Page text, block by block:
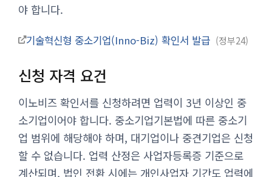
야 합니다.
기술혁신형 중소기업(Inno-Biz) 확인서 발급 정부24
신청 자격 요건
이노비즈 확인서를 신청하려면 업력이 3년 이상인 중
소기업이어야 합니다. 중소기업기본법에 따른 중소기
업 범위에 해당해야 하며, 대기업이나 중견기업은 신청
할 수 없습니다. 업력 산정은 사업자등록증 기준으로
계산되며, 법인 전환 시에는 개인사업자 기간도 업력에